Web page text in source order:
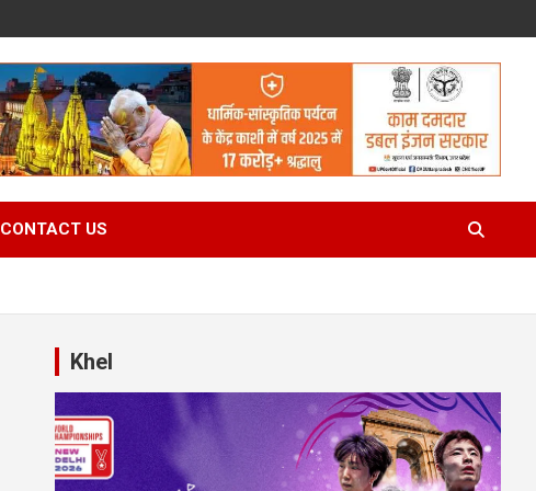
CONTACT US
Khel